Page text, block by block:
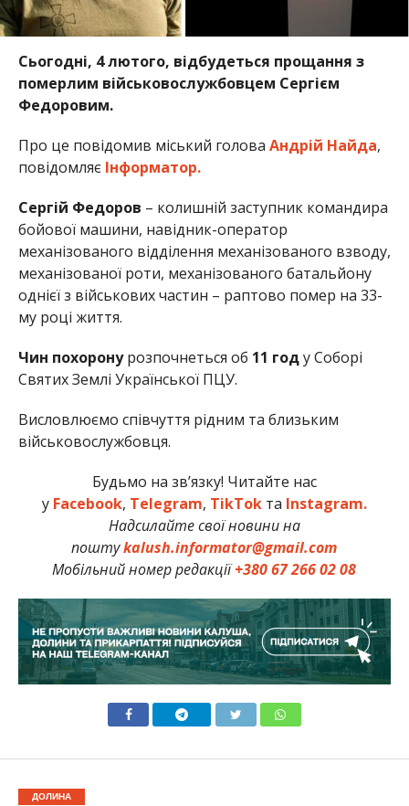
Сьогодні, 4 лютого, відбудеться прощання з
померлим військовослужбовцем Сергієм
Федоровим.
Про це повідомив міський голова Андрій Найда,
повідомляє Інформатор.
Сергій Федоров – колишній заступник командира
бойової машини, навідник-оператор
механізованого відділення механізованого взводу,
механізованої роти, механізованого батальйону
однієї з військових частин – раптово помер на 33-
му році життя.
Чин похоронурозпочнеться об 11 году Соборі
Святих Землі Української ПЦУ.
Висловлюємо співчуття рідним та близьким
військовослужбовця.
Будьмо на зв’язку! Читайте нас
у Facebook, Telegram, TikTokта Instagram.
Надсилайте свої новини на
поштуkalush.informator@gmail.com
Мобільний номер редакції+380 67 266 02 08
ДОЛИНА